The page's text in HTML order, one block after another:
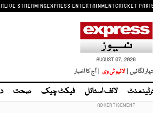
LIVE STREAMINGEXPRESS ENTERTAINMENTCRICKET
AUGUST 07, 2026
لگائیں | لائیو ٹی وی | آج کا اخبار
لائف اسٹائل فیکٹ چیک صحت